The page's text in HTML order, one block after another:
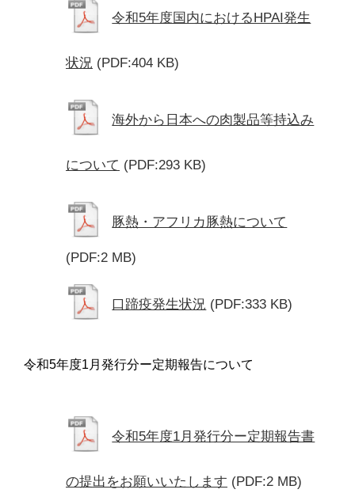
令和5年度国内におけるHPAI発生
状況 (PDF:404 KB)
海外から日本への肉製品等持込み
について (PDF:293 KB)
豚熱・アフリカ豚熱について
(PDF:2 MB)
口蹄疫発生状況 (PDF:333 KB)
令和5年度1月発行分ー定期報告について
令和5年度1月発行分ー定期報告書
の提出をお願いいたします (PDF:2 MB)